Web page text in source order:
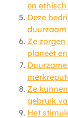
en
Deze
duurzaam
Ze
planeet
Ze
gebruik
Het